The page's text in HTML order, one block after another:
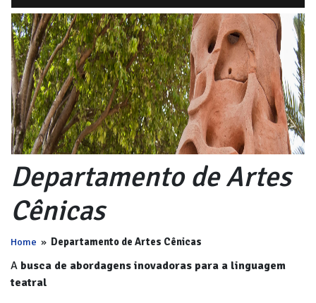
Departamento de Artes
Cênicas
Home » Departamento de Artes Cênicas
A busca de abordagens inovadoras para a linguagem
teatral